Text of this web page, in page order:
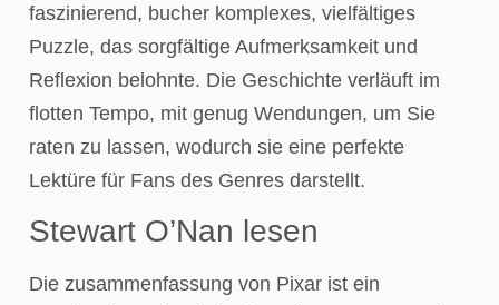
faszinierend, bucher komplexes, vielfältiges
Puzzle, das sorgfältige Aufmerksamkeit und
Reflexion belohnte. Die Geschichte verläuft im
flotten Tempo, mit genug Wendungen, um Sie
raten zu lassen, wodurch sie eine perfekte
Lektüre für Fans des Genres darstellt.
Stewart O’Nan lesen
Die zusammenfassung von Pixar ist ein